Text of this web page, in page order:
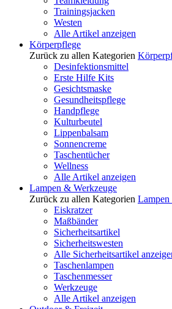
Trainingsjacken
Westen
Alle Artikel anzeigen
Körperpflege
Zurück zu allen Kategorien
Desinfektionsmittel
Erste Hilfe Kits
Gesichtsmaske
Gesundheitspflege
Handpflege
Kulturbeutel
Lippenbalsam
Sonnencreme
Taschentücher
Wellness
Alle Artikel anzeigen
Lampen & Werkzeuge
Zurück zu allen Kategorien Lampen
Eiskratzer
Maßbänder
Sicherheitsartikel
Sicherheitswesten
Alle Sicherheitsartikel
Taschenlampen
Taschenmesser
Werkzeuge
Alle Artikel anzeigen